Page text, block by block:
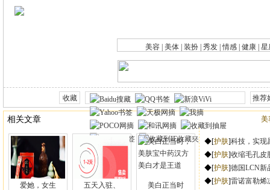
| | | | | |
爱她，女生 五天入驻、
美白正当时